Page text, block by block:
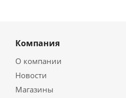
Компания
О компании
Новости
Магазины